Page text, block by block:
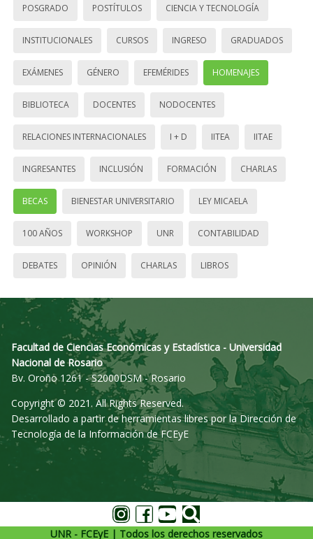
POSGRADO POSTÍTULOS CIENCIA Y TECNOLOGÍA
INSTITUCIONALES CURSOS INGRESO GRADUADOS
EXÁMENES GÉNERO EFEMÉRIDES HOMENAJES
BIBLIOTECA DOCENTES NODOCENTES
RELACIONES INTERNACIONALES I + D IITEA IITAE
INGRESANTES INCLUSIÓN FORMACIÓN CHARLAS
BECAS BIENESTAR UNIVERSITARIO LEY MICAELA
100 AÑOS WORKSHOP UNR CONTABILIDAD
DEBATES OPINIÓN CHARLAS LIBROS
Facultad de Ciencias Económicas y Estadística - Universidad
Nacional de Rosario
Bv. Oroño 1261 - S2000DSM - Rosario
Copyright © 2021. All Rights Reserved.
Desarrollado a partir de herramientas libres por la Dirección de
Tecnología de la Información de FCEyE
UNR - FCEyE | Todos los derechos reservados